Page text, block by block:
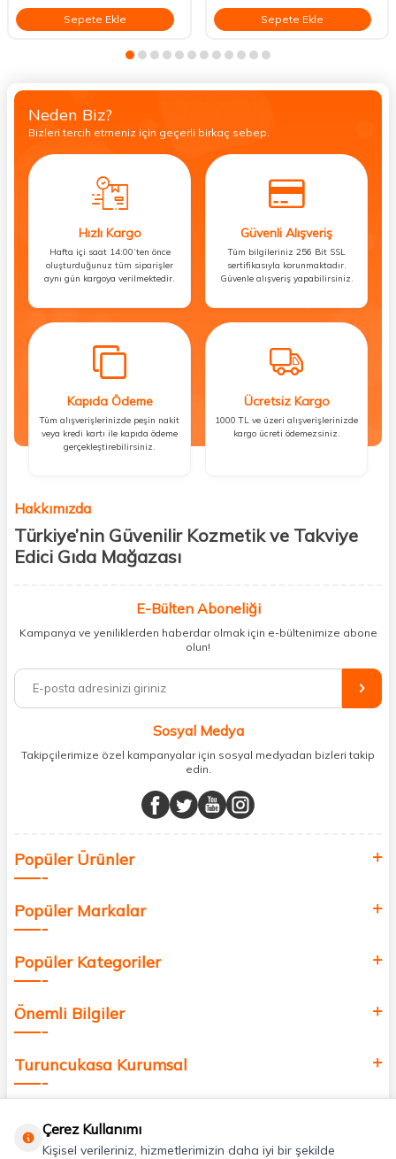
Sepete Ekle Sepete Ekle
Neden Biz?
Bizleri tercih etmeniz için geçerli birkaç sebep.
Hızlı Kargo
Hafta içi saat 14:00’ten önce
oluşturduğunuz tüm siparişler
aynı gün kargoya verilmektedir.
Güvenli Alışveriş
Tüm bilgileriniz 256 Bit SSL
sertifikasıyla korunmaktadır.
Güvenle alışveriş yapabilirsiniz.
Kapıda Ödeme
Tüm alışverişlerinizde peşin nakit
veya kredi kartı ile kapıda ödeme
gerçekleştirebilirsiniz.
Ücretsiz Kargo
1000 TL ve üzeri alışverişlerinizde
kargo ücreti ödemezsiniz.
Hakkımızda
Türkiye’nin Güvenilir Kozmetik ve Takviye
Edici Gıda Mağazası
kişisel bakım hem de takviye edici gıda ürünlerini sizlerle
buluşturuyoruz. Artık mağaza mağaza dolaşmanıza gerek yok;
ihtiyacınız olan her şeyi tek bir çatı altında topluyor ve kapınıza kadar
%100 orijinal kozmetik ve sağlık ürünleriyle güzelliğinizi tamamlayabilir,
vücudunuzu desteklemek için güvenilir takviye edici gıdalara
minerallere kadar binlerce ürünü uygun fiyat ve hızlı kargo avantajıyla
sunuyoruz.
buluşturuyor ve online alışveriş deneyiminizi en iyi hale getiriyoruz.
Sağlık, güzellik ve iyi yaşam için aradığınız her şey burada!
değer katmak için bize katılın!
E-Bülten Aboneliği
Kampanya ve yeniliklerden haberdar olmak için e-bültenimize abone
olun!
Sosyal Medya
Takipçilerimize özel kampanyalar için sosyal medyadan bizleri takip
edin.
Popüler Ürünler
Popüler Markalar
Popüler Kategoriler
Önemli Bilgiler
Turuncukasa Kurumsal
Çerez Kullanımı
Kişisel verileriniz, hizmetlerimizin daha iyi bir şekilde